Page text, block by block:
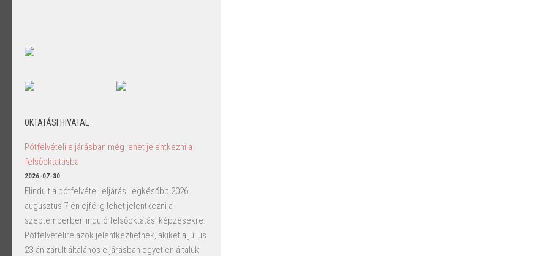
OKTATÁSI HIVATAL
Pótfelvételi eljárásban még lehet jelentkezni a
felsőoktatásba
2026-07-30
Elindult a pótfelvételi eljárás, legkésőbb 2026.
augusztus 7-én éjfélig lehet jelentkezni a
szeptemberben induló felsőoktatási képzésekre.
Pótfelvételire azok jelentkezhetnek, akiket a július
23-án zárult általános eljárásban egyetlen általuk